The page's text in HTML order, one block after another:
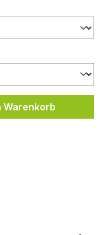
Warenkorb